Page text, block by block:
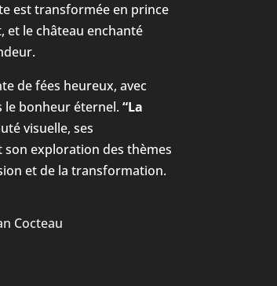
est transformée en prince
et le château enchanté
de fées heureux, avec
le bonheur éternel. “La
visuelle, ses
son exploration des thèmes
et de la transformation.
Cocteau